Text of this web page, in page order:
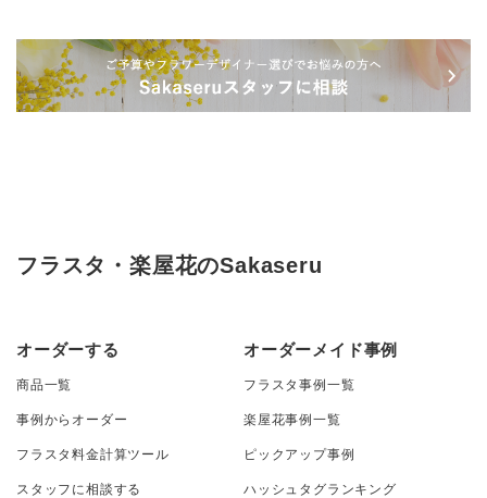
フラスタ・楽屋花のSakaseru
オーダーする
商品一覧
事例からオーダー
フラスタ料金計算ツール
スタッフに相談する
オーダーメイド事例
フラスタ事例一覧
楽屋花事例一覧
ピックアップ事例
ハッシュタグランキング